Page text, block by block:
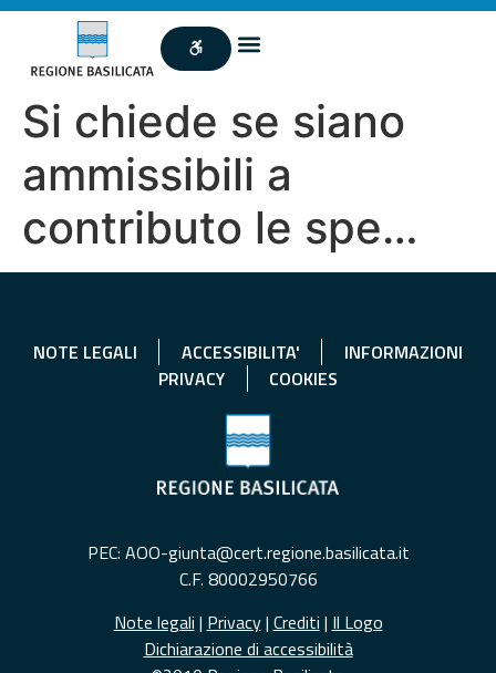
Si chiede se siano
ammissibili a
contributo le spe…
NOTE LEGALI ACCESSIBILITA'
INFORMAZIONI
PRIVACY
COOKIES
PEC: AOO-giunta@cert.regione.basilicata.it
C.F. 80002950766
Note legali | Privacy| Crediti | Il Logo
Dichiarazione di accessibilità